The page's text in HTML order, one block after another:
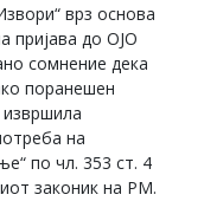
врз основа
пријава до ОЈО
сомнение дека
поранешен
извршила
на
по чл. 353 ст. 4
законик на РМ.